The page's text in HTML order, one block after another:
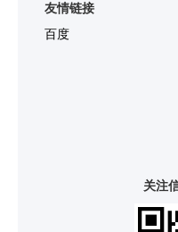
友情链接
百度
关注